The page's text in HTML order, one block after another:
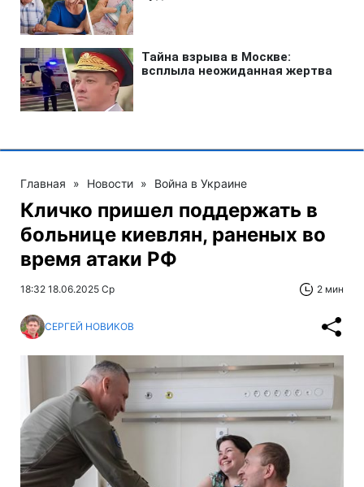
Главная » Новости » Война в Украине
Кличко пришел поддержать в
больнице киевлян, раненых во
время атаки РФ
18:32 18.06.2025 Ср 2 мин
СЕРГЕЙ НОВИКОВ